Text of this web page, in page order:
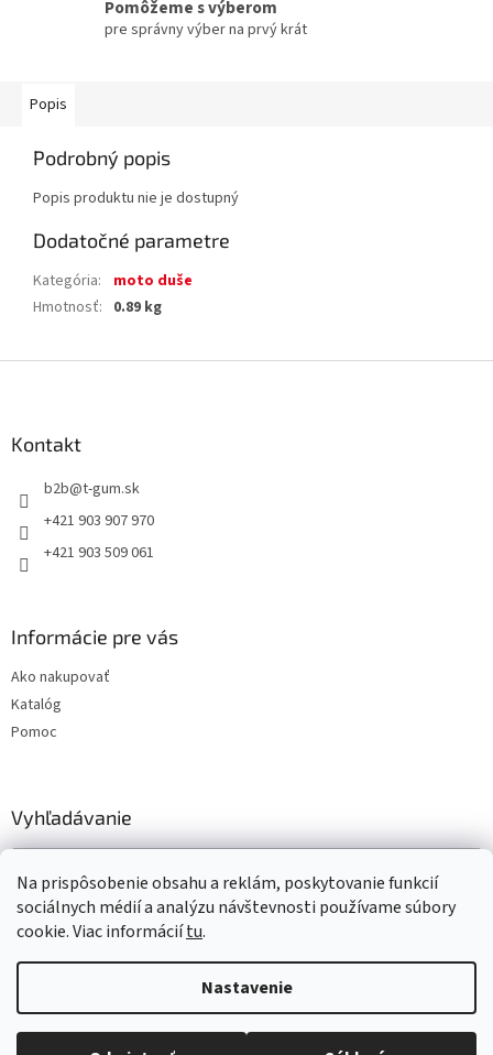
Na prispôsobenie obsahu a reklám, poskytovanie funkcií
sociálnych médií a analýzu návštevnosti používame súbory
cookie. Viac informáciítu.
Nastavenie
Pomôžeme s výberom
pre správny výber na prvý krát
Popis
Podrobný popis
Popis produktu nie je dostupný
Dodatočné parametre
Kategória:
moto duše
Hmotnosť: 0.89 kg
Kontakt
b2b@t-gum.sk
+421 903 907 970
+421 903 509 061
Informácie pre vás
Ako nakupovať
Katalóg
Pomoc
Vyhľadávanie
HĽADAŤ
Copyright 2026www.t-gum.sk. Všetky práva vyhradené.Upraviť